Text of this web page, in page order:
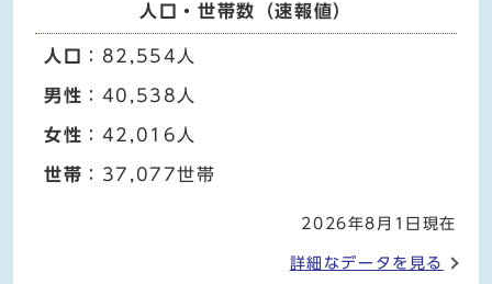
人口・世帯数（速報値）
人口 ：82,554人
男性 ：40,538人
女性 ：42,016人
世帯 ：37,077世帯
2026年8月1日現在
詳細なデータを見る